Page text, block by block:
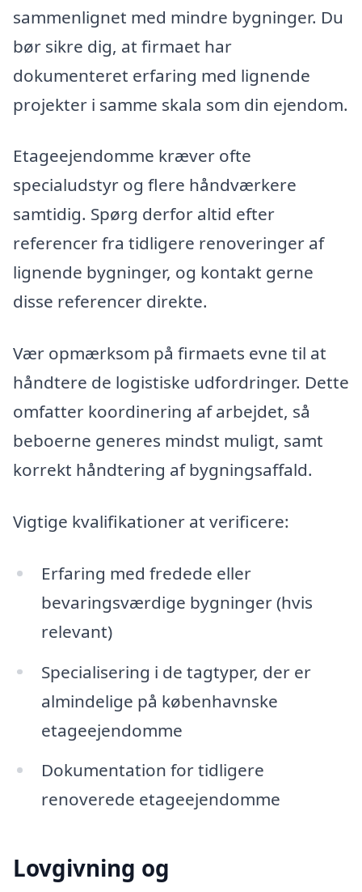
sammenlignet med mindre bygninger. Du
bør sikre dig, at firmaet har
dokumenteret erfaring med lignende
projekter i samme skala som din ejendom.
Etageejendomme kræver ofte
specialudstyr og flere håndværkere
samtidig. Spørg derfor altid efter
referencer fra tidligere renoveringer af
lignende bygninger, og kontakt gerne
disse referencer direkte.
Vær opmærksom på firmaets evne til at
håndtere de logistiske udfordringer. Dette
omfatter koordinering af arbejdet, så
beboerne generes mindst muligt, samt
korrekt håndtering af bygningsaffald.
Vigtige kvalifikationer at verificere:
Erfaring med fredede eller
bevaringsværdige bygninger (hvis
relevant)
Specialisering i de tagtyper, der er
almindelige på københavnske
etageejendomme
Dokumentation for tidligere
renoverede etageejendomme
Lovgivning og